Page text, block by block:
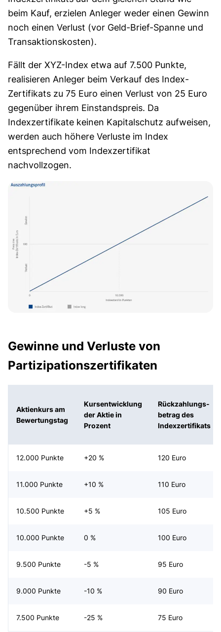
beim Kauf, erzielen Anleger weder einen Gewinn
noch einen Verlust (vor Geld-Brief-Spanne und
Transaktionskosten).
Fällt der XYZ-Index etwa auf 7.500 Punkte,
realisieren Anleger beim Verkauf des Index-
Zertifikats zu 75 Euro einen Verlust von 25 Euro
gegenüber ihrem Einstandspreis. Da
Indexzertifikate keinen Kapitalschutz aufweisen,
werden auch höhere Verluste im Index
entsprechend vom Indexzertifikat
nachvollzogen.
Gewinne und Verluste von
Partizipations­zerti­fi­katen
Aktienkurs am
Bewertungstag
Kursentwicklung
der Aktie in
Prozent
Rückzahlungs­
betrag des
Indexzertifikats
12.000 Punkte +20 % 120 Euro
11.000 Punkte +10 % 110 Euro
10.500 Punkte +5 % 105 Euro
10.000 Punkte 0 % 100 Euro
9.500 Punkte -5 % 95 Euro
9.000 Punkte -10 % 90 Euro
7.500 Punkte -25 % 75 Euro